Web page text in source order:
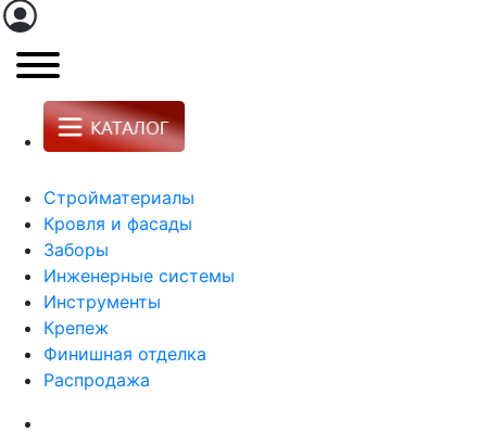
Стройматериалы
Кровля и фасады
Заборы
Инженерные системы
Инструменты
Крепеж
Финишная отделка
Распродажа